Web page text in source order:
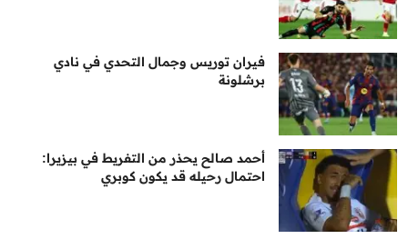
فيران توريس وجمال التحدي في نادي
برشلونة
أحمد صالح يحذر من التفريط في بيزيرا:
احتمال رحيله قد يكون كوبري